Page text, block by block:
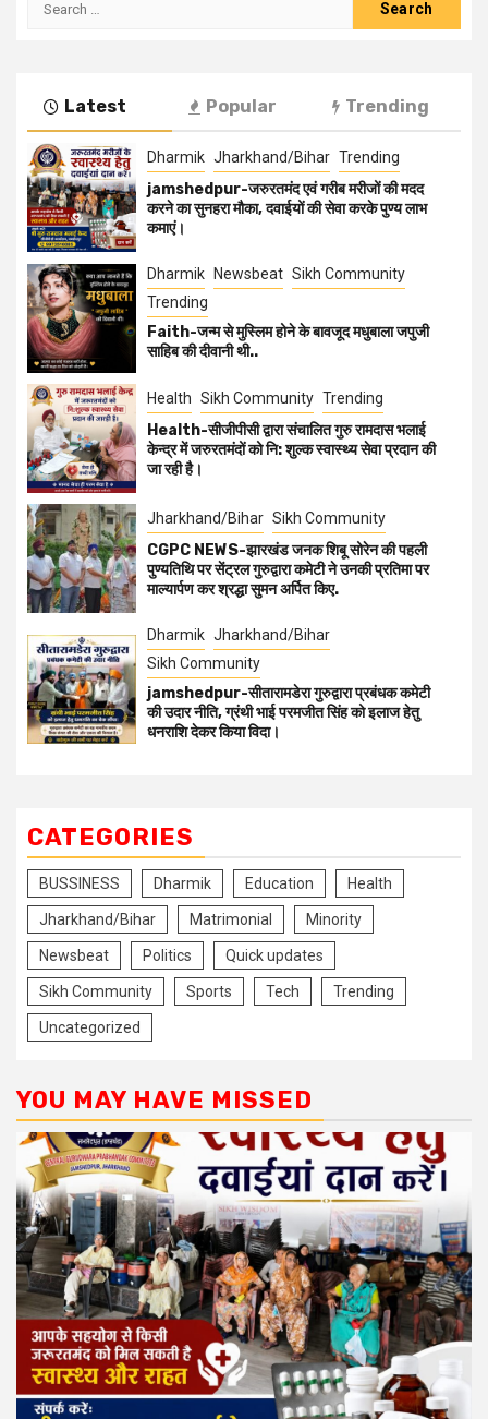
Latest Popular Trending
Dharmik Jharkhand/Bihar Trending
jamshedpur-जरुरतमंद एवं गरीब मरीजों की मदद
करने का सुनहरा मौका, दवाईयों की सेवा करके पुण्य लाभ
कमाएं।
Dharmik Newsbeat Sikh Community
Trending
Faith-जन्म से मुस्लिम होने के बावजूद मधुबाला जपुजी
साहिब की दीवानी थी..
Health Sikh Community Trending
Health-सीजीपीसी द्वारा संचालित गुरु रामदास भलाई
केन्द्र में जरुरतमंदों को नि: शुल्क स्वास्थ्य सेवा प्रदान की
जा रही है।
Jharkhand/Bihar Sikh Community
CGPC NEWS-झारखंड जनक शिबू सोरेन की पहली
पुण्यतिथि पर सेंट्रल गुरुद्वारा कमेटी ने उनकी प्रतिमा पर
माल्यार्पण कर श्रद्धा सुमन अर्पित किए.
Dharmik Jharkhand/Bihar
Sikh Community
jamshedpur-सीतारामडेरा गुरुद्वारा प्रबंधक कमेटी
की उदार नीति, ग्रंथी भाई परमजीत सिंह को इलाज हेतु
धनराशि देकर किया विदा।
CATEGORIES
BUSSINESS Dharmik Education Health
Jharkhand/Bihar Matrimonial Minority
Newsbeat Politics Quick updates
Sikh Community Sports Tech Trending
Uncategorized
YOU MAY HAVE MISSED